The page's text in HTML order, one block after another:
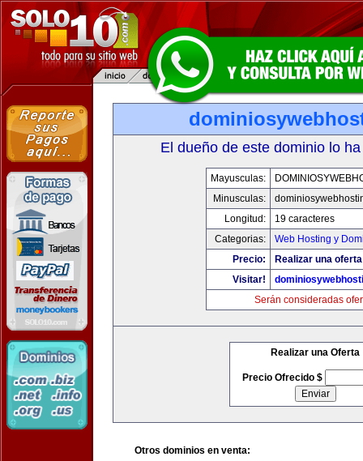
El dueño de este dominio lo
Mayusculas:
Minusculas:
Longitud:
19 caracteres
Categorias:
Web Hosting y
Precio:
Realizar una
Visitar!
Serán consideradas
Realizar una Oferta
Precio Ofrecido $
Otros dominios en venta: